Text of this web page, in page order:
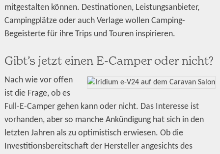
mitgestalten können. Destinationen, Leistungsanbieter,
Campingplätze oder auch Verlage wollen Camping-
Begeisterte für ihre Trips und Touren inspirieren.
Gibt’s jetzt einen E-Camper oder nicht?
Nach wie vor offen
ist die Frage, ob es
Full-E-Camper gehen kann oder nicht. Das Interesse ist
vorhanden, aber so manche Ankündigung hat sich in den
letzten Jahren als zu optimistisch erwiesen. Ob die
Investitionsbereitschaft der Hersteller angesichts des